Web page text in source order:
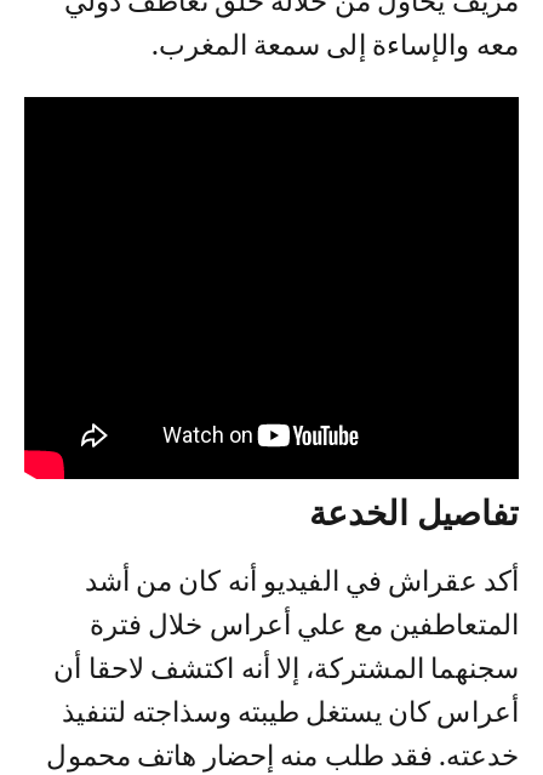
معه والإساءة إلى سمعة المغرب.
تفاصيل الخدعة
أكد عقراش في الفيديو أنه كان من أشد
المتعاطفين مع علي أعراس خلال فترة
سجنهما المشتركة، إلا أنه اكتشف لاحقا أن
أعراس كان يستغل طيبته وسذاجته لتنفيذ
خدعته. فقد طلب منه إحضار هاتف محمول